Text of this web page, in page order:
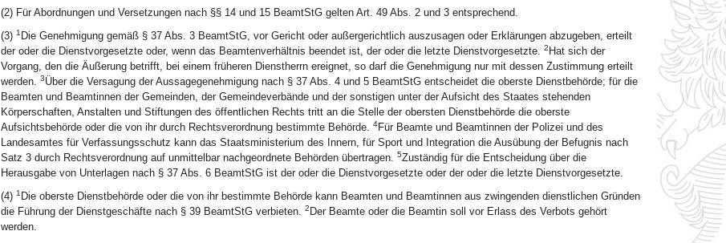
(2) Für Abordnungen und Versetzungen nach §§ 14 und 15 BeamtStG gelten Art. 49 Abs. 2 und 3 entsprechend.
(3) 1 Die Genehmigung gemäß § 37 Abs. 3 BeamtStG, vor Gericht oder außergerichtlich auszusagen oder Erklärungen abzugeben, erteilt
der oder die Dienstvorgesetzte oder, wenn das Beamtenverhältnis beendet ist, der oder die letzte Dienstvorgesetzte. 2 Hat sich der
Vorgang, den die Äußerung betrifft, bei einem früheren Dienstherrn ereignet, so darf die Genehmigung nur mit dessen Zustimmung erteilt
werden. 3Über die Versagung der Aussagegenehmigung nach § 37 Abs. 4 und 5 BeamtStG entscheidet die oberste Dienstbehörde; für die
Beamten und Beamtinnen der Gemeinden, der Gemeindeverbände und der sonstigen unter der Aufsicht des Staates stehenden
Körperschaften, Anstalten und Stiftungen des öffentlichen Rechts tritt an die Stelle der obersten Dienstbehörde die oberste
Aufsichtsbehörde oder die von ihr durch Rechtsverordnung bestimmte Behörde. 4Für Beamte und Beamtinnen der Polizei und des
Landesamtes für Verfassungsschutz kann das Staatsministerium des Innern, für Sport und Integration die Ausübung der Befugnis nach
Satz 3 durch Rechtsverordnung auf unmittelbar nachgeordnete Behörden übertragen. 5Zuständig für die Entscheidung über die
Herausgabe von Unterlagen nach § 37 Abs. 6 BeamtStG ist der oder die Dienstvorgesetzte oder der oder die letzte Dienstvorgesetzte.
(4) 1 Die oberste Dienstbehörde oder die von ihr bestimmte Behörde kann Beamten und Beamtinnen aus zwingenden dienstlichen Gründen
die Führung der Dienstgeschäfte nach § 39 BeamtStG verbieten. 2 Der Beamte oder die Beamtin soll vor Erlass des Verbots gehört
werden.